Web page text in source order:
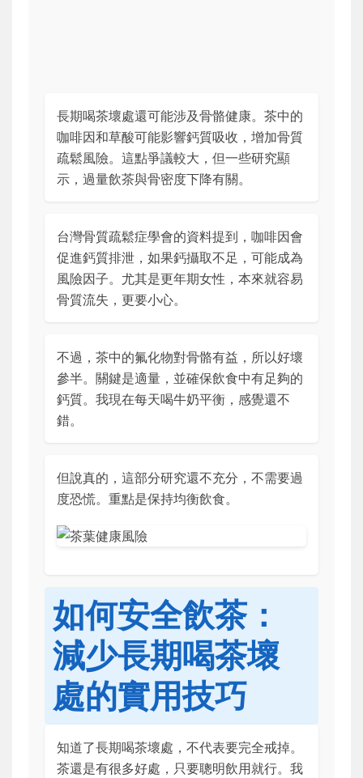
長期喝茶壞處還可能涉及骨骼健康。茶中的
咖啡因和草酸可能影響鈣質吸收，增加骨質
疏鬆風險。這點爭議較大，但一些研究顯
示，過量飲茶與骨密度下降有關。
台灣骨質疏鬆症學會的資料提到，咖啡因會
促進鈣質排泄，如果鈣攝取不足，可能成為
風險因子。尤其是更年期女性，本來就容易
骨質流失，更要小心。
不過，茶中的氟化物對骨骼有益，所以好壞
參半。關鍵是適量，並確保飲食中有足夠的
鈣質。我現在每天喝牛奶平衡，感覺還不
錯。
但說真的，這部分研究還不充分，不需要過
度恐慌。重點是保持均衡飲食。
如何安全飲茶：
減少長期喝茶壞
處的實用技巧
知道了長期喝茶壞處，不代表要完全戒掉。
茶還是有很多好處，只要聰明飲用就行。我